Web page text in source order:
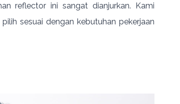
reflector ini sangat dianjurkan. Kami
sesuai dengan kebutuhan pekerjaan